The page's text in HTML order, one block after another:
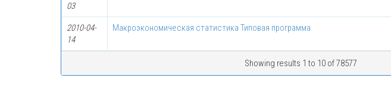
03
2010-04-
14
Макроэкономическая статистика Типовая программа
Showing results 1 to 10 of 78577